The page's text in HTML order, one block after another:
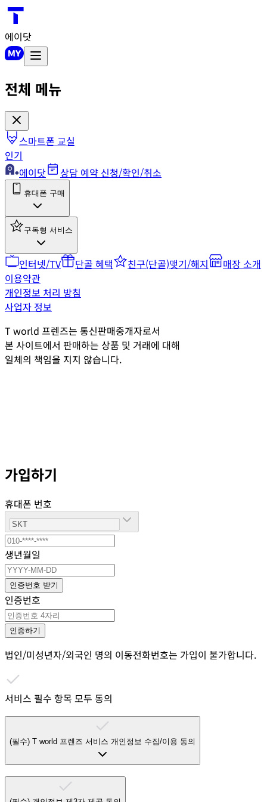
에이닷
전체 메뉴
스마트폰 교실
인기
에이닷
상담 예약 신청/확인/취소
휴대폰 구매
구독형 서비스
인터넷/TV 단골 혜택 친구(단골)맺기/해지
매장 소개
이용약관
개인정보 처리 방침
사업자 정보
T world 프렌즈는 통신판매중개자로서
본 사이트에서 판매하는 상품 및 거래에 대해
일체의 책임을 지지 않습니다.
가입하기
휴대폰 번호
생년월일
인증번호 받기
인증번호
인증하기
법인/미성년자/외국인 명의 이동전화번호는 가입이 불가합니다.
서비스 필수 항목 모두 동의
(필수) T world 프렌즈 서비스 개인정보 수집/이용 동의